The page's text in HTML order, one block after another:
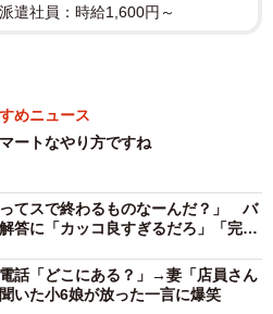
かに言う先輩…（提供：あさのゆきこ
ルバイト先輩が飲み会を企画
ました。普通に誘ってもらえ
ん。しかし、そのあと先輩の
んは、誘わんとこな」でし
派遣社員：時給1,600円～
めニュース
ートなやり方ですね
てスで終わるものなーんだ？」 バ
答に「カッコ良すぎるだろ」「完璧
話「どこにある？」→妻「店員さん
いた小6娘が放った一言に爆笑